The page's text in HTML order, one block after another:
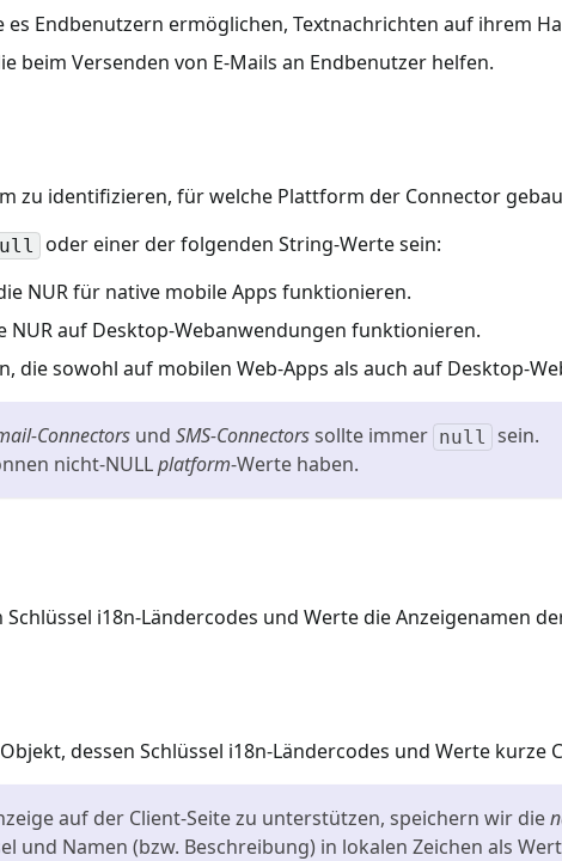
es Endbenutzern ermöglichen, Textnachrichten auf ihrem
beim Versenden von E-Mails an Endbenutzer helfen.
zu identifizieren, für welche Plattform der Connector
oder einer der folgenden String-Werte sein:
NUR für native mobile Apps funktionieren.
NUR auf Desktop-Webanwendungen funktionieren.
die sowohl auf mobilen Web-Apps als auch auf Desktop-
Connectors und SMS-Connectorssollte immer null
sein.
nicht-NULLplatform-Werte haben.
Schlüssel i18n-Ländercodes und Werte die Anzeigenamen
dessen Schlüssel i18n-Ländercodes und Werte kurze
auf der Client-Seite zu unterstützen, speichern wir die
und Namen (bzw. Beschreibung) in lokalen Zeichen als